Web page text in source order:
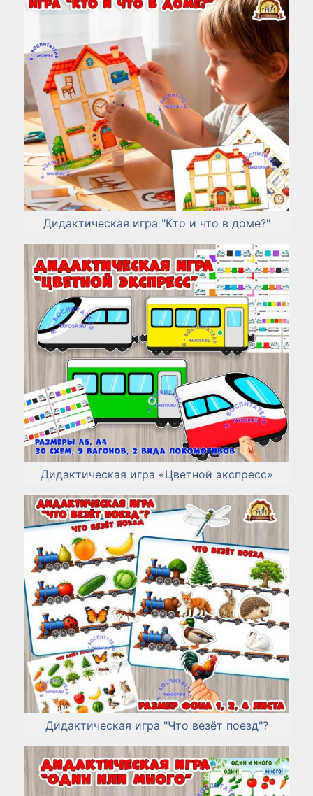
Дидактическая игра "Кто и что в доме?"
Дидактическая игра «Цветной экспресс»
Дидактическая игра "Что везёт поезд"?